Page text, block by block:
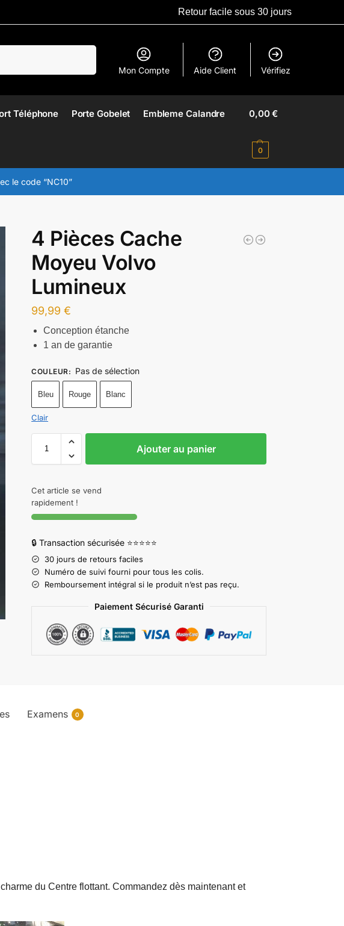
Retour facile sous 30 jours
Mon Compte Aide Client Vérifiez
Téléphone Porte Gobelet Embleme Calandre​ 0,00€
0
le code “NC10”
4 Pièces Cache
Moyeu Volvo
Lumineux
99,99€
Conception étanche
1 an de garantie
COULEUR: Pas de sélection
Bleu Rouge Blanc
Clair
Ajouter au panier
Cet article se vend
rapidement !
🔒 Transaction sécurisée ⭐⭐⭐⭐⭐
30 jours de retours faciles
Numéro de suivi fourni pour tous les colis.
Remboursement intégral si le produit n’est pas reçu.
Paiement Sécurisé Garanti
Examens 0
du Centre flottant. Commandez dès maintenant et